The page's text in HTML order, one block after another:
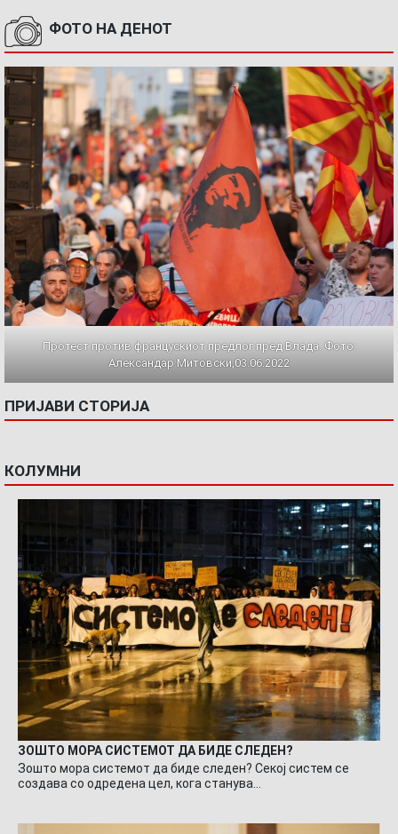
ФОТО НА ДЕНОТ
Протест против францускиот предлог пред Влада. Фото:
Александар Митовски,03.06.2022
ПРИЈАВИ СТОРИЈА
КОЛУМНИ
ЗОШТО МОРА СИСТЕМОТ ДА БИДЕ СЛЕДЕН?
Зошто мора системот да биде следен? Секој систем се
создава со одредена цел, кога станува…